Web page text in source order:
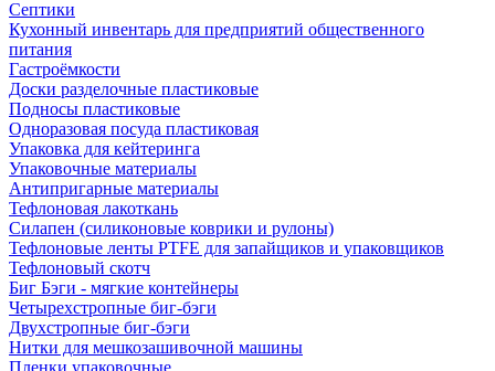
Септики
Кухонный инвентарь для предприятий общественного
питания
Гастроёмкости
Доски разделочные пластиковые
Подносы пластиковые
Одноразовая посуда пластиковая
Упаковка для кейтеринга
Упаковочные материалы
Антипригарные материалы
Тефлоновая лакоткань
Силапен (силиконовые коврики и рулоны)
Тефлоновые ленты PTFE для запайщиков и упаковщиков
Тефлоновый скотч
Биг Бэги - мягкие контейнеры
Четырехстропные биг-бэги
Двухстропные биг-бэги
Нитки для мешкозашивочной машины
Пленки упаковочные